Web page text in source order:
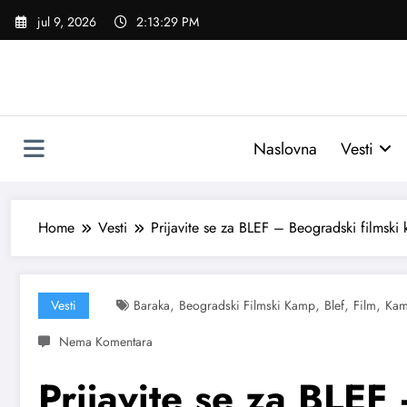
Skoči
jul 9, 2026 2:13:30 PM
Naslovna Vesti
Home Vesti Prijavite se za BLEF – Beogradski filmski
Vesti Baraka, Beogradski Filmski Kamp, Blef, Film,